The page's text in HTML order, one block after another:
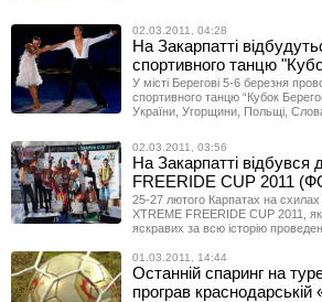
02.03.2011, 04:28
На Закарпатті
спортивного танцю
У місті Берегові 5-6 березня
спортивного танцю “Кубок
України, Угорщини, Польщі,
02.03.2011, 03:56
На Закарпатті
FREERIDE CUP 2011
25-27 лютого Карпатах на
XTREME FREERIDE CUP 2011,
яскравих за всю історію
01.03.2011, 14:44
Останній спаринг на
програв краснодарській